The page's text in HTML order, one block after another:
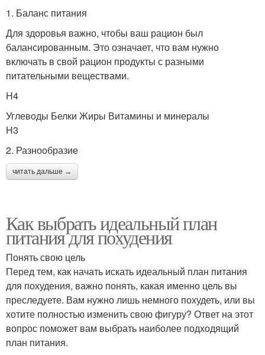
1. Баланс питания
Для здоровья важно, чтобы ваш рацион был
балансированным. Это означает, что вам нужно
включать в свой рацион продукты с разными
питательными веществами.
H4
Углеводы Белки Жиры Витамины и минералы
H3
2. Разнообразие
читать дальше →
Как выбрать идеальный план
питания для похудения
Понять свою цель
Перед тем, как начать искать идеальный план питания
для похудения, важно понять, какая именно цель вы
преследуете. Вам нужно лишь немного похудеть, или вы
хотите полностью изменить свою фигуру? Ответ на этот
вопрос поможет вам выбрать наиболее подходящий
план питания.